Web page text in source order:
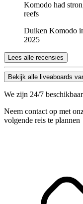
Komodo had
reefs
Duiken Komodo
2025
Lees alle recensies
Bekijk alle liveaboards
We zijn 24/7
Neem contact op met
volgende reis te plannen